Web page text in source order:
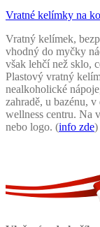
Vratné kelímky na
Vratný kelímek,
vhodný do myčky
však lehčí než sklo,
Plastový vratný
nealkoholické
zahradě, u bazénu,
wellness centru. Na
nebo logo. (info zde)